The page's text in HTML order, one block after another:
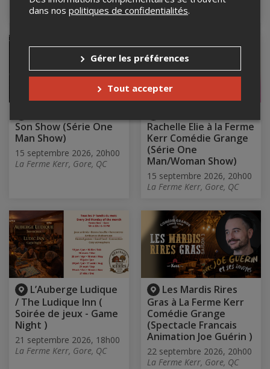
La Ferme Kerr, Gore, QC
La Ferme Kerr, Gore, QC
Son Show (Série One
Man Show)
15 septembre 2026, 20h00
La Ferme Kerr, Gore, QC
Rachelle Elie à la Ferme
Kerr Comédie Grange
(Série One
Man/Woman Show)
15 septembre 2026, 20h00
La Ferme Kerr, Gore, QC
L’Auberge Ludique
/ The Ludique Inn (
Soirée de jeux - Game
Night )
21 septembre 2026, 18h00
La Ferme Kerr, Gore, QC
Les Mardis Rires
Gras à La Ferme Kerr
Comédie Grange
(Spectacle Francais
Animation Joe Guérin )
22 septembre 2026, 20h00
La Ferme Kerr, Gore, QC
dans nos politiques de confidentialités.
Gérer les préférences
Tout accepter